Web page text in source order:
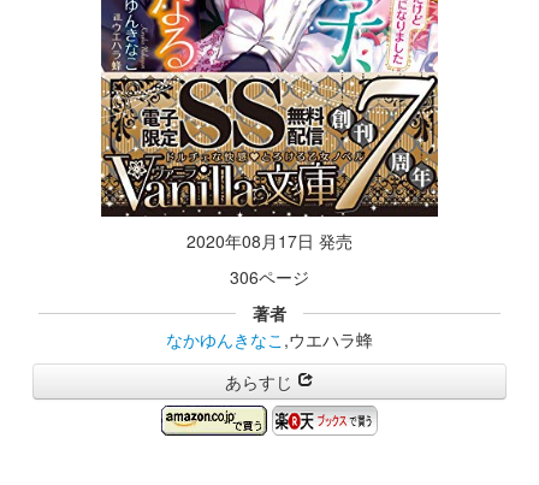
2020年08月17日 発売
306ページ
著者
なかゆんきなこ ,ウエハラ蜂
あらすじ